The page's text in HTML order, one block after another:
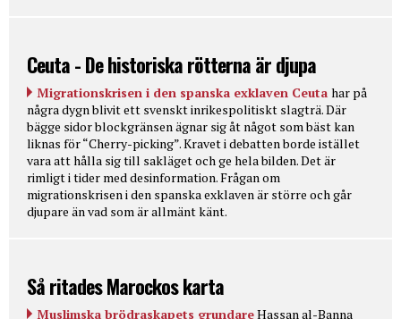
Ceuta - De historiska rötterna är djupa
Migrationskrisen i den spanska exklaven Ceuta har på
några dygn blivit ett svenskt inrikespolitiskt slagträ. Där
bägge sidor blockgränsen ägnar sig åt något som bäst kan
liknas för “Cherry-picking”. Kravet i debatten borde istället
vara att hålla sig till sakläget och ge hela bilden. Det är
rimligt i tider med desinformation. Frågan om
migrationskrisen i den spanska exklaven är större och går
djupare än vad som är allmänt känt.
Så ritades Marockos karta
Muslimska brödraskapets grundareHassan al-Banna